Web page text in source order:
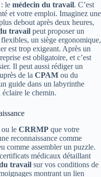
le médecin du travail. C’est
et votre emploi. Imaginez une
debout après deux heures,
travail peut proposer un
un siège ergonomique,
est trop exigeant. Après un
est obligatoire, et c’est
Il peut aussi rédiger un
de la CPAM ou du
guide dans un labyrinthe
le chemin.
ou le CRRMP que votre
reconnaissance comme
comme assembler un puzzle.
médicaux détaillant
travail sur vos conditions de
montrant un lien